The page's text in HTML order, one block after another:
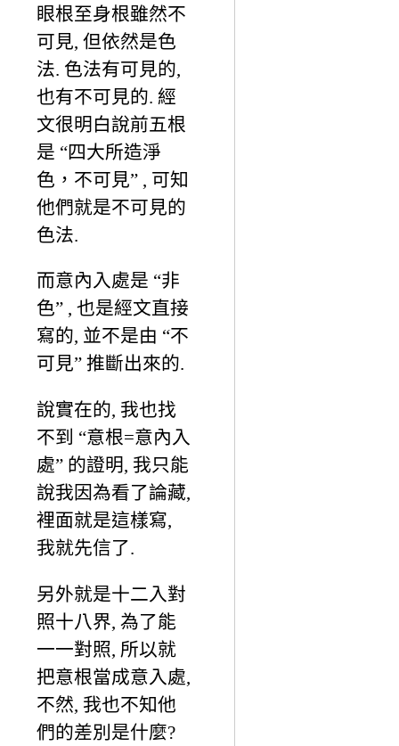
眼根至身根雖然不
可見, 但依然是色
法. 色法有可見的,
也有不可見的. 經
文很明白說前五根
是 “四大所造淨
色，不可見” , 可知
他們就是不可見的
色法.
而意內入處是 “非
色” , 也是經文直接
寫的, 並不是由 “不
可見” 推斷出來的.
說實在的, 我也找
不到 “意根=意內入
處” 的證明, 我只能
說我因為看了論藏,
裡面就是這樣寫,
我就先信了.
另外就是十二入對
照十八界, 為了能
一一對照, 所以就
把意根當成意入處,
不然, 我也不知他
們的差別是什麼?